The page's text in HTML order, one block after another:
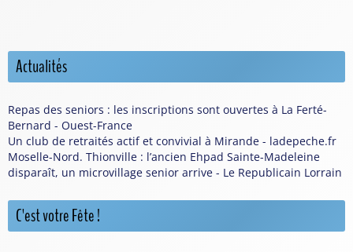
Actualités
Repas des seniors : les inscriptions sont ouvertes à La Ferté-
Bernard - Ouest-France
Un club de retraités actif et convivial à Mirande - ladepeche.fr
Moselle-Nord. Thionville : l’ancien Ehpad Sainte-Madeleine
disparaît, un microvillage senior arrive - Le Republicain Lorrain
C'est votre Fête !